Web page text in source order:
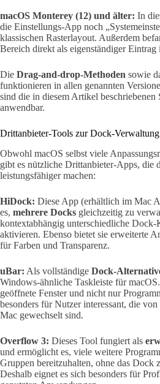
macOS Monterey (12) und älter: In
die Einstellungs-App noch
klassischen Rasterlayout. Außerdem
Bereich direkt als eigenständiger Eintrag
Die Drag-and-drop-Methoden sowie
funktionieren in allen genannten
sind die in diesem Artikel beschriebenen
anwendbar.
Drittanbieter-Tools zur Dock-Verwaltung
Obwohl macOS selbst viele
gibt es nützliche Drittanbieter-Apps, die
leistungsfähiger machen:
HiDock: Diese App (erhältlich im Mac
es, mehrere Docks gleichzeitig zu
kontextabhängig unterschiedliche
aktivieren. Ebenso bietet sie erweiterte
für Farben und Transparenz.
uBar: Als vollständige Dock-
Windows-ähnliche Taskleiste für
geöffnete Fenster und nicht nur
besonders für Nutzer interessant, die
Mac gewechselt sind.
Overflow 3: Dieses Tool fungiert als
und ermöglicht es, viele weitere
Gruppen bereitzuhalten, ohne das Dock
Deshalb eignet es sich besonders für